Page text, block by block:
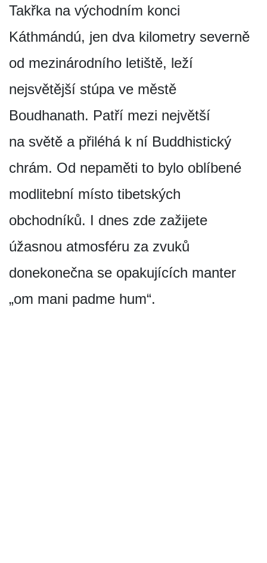
Takřka na východním konci
Káthmándú, jen dva kilometry severně
od mezinárodního letiště, leží
nejsvětější stúpa ve městě
Boudhanath. Patří mezi největší
na světě a přiléhá k ní Buddhistický
chrám. Od nepaměti to bylo oblíbené
modlitební místo tibetských
obchodníků. I dnes zde zažijete
úžasnou atmosféru za zvuků
donekonečna se opakujících manter
„om mani padme hum“.